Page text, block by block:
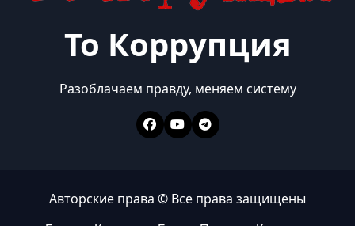
То Коррупция
Разоблачаем правду, меняем систему
Авторские права © Все права защищены
ГлавнаяКоррупцияБизнесПолитикаКонтакты